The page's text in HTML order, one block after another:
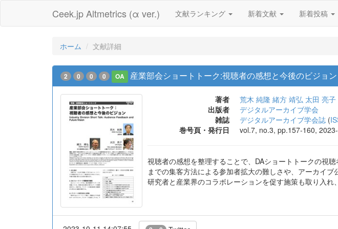
Ceek.jp Altmetrics (α ver.) 文献ランキング 新着文献 新着投稿
ホーム 文献詳細
2 0 0 0 OA 産業部会ショートトーク:視聴者の感想と今後のビジョン
著者 荒木 純隆 緒方 靖弘 太田 亮子
出版者
デジタルアーカイブ学会
雑誌
デジタルアーカイブ学会誌 (
巻号頁・発行日
vol.7, no.3, pp.157-160,
視聴者の感想を整理することで、DAショートトークの視
までの集客方法による参加者拡大の難しさや、アーカイ
研究者と産業界のコラボレーションを促す施策も取り入れ